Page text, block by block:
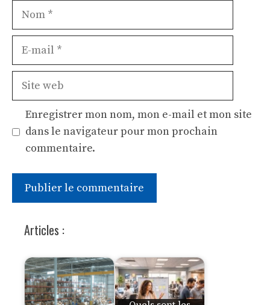
Nom
Site
Enregistrer mon nom, mon e-mail et mon site
dans le navigateur pour mon prochain
commentaire.
Articles :